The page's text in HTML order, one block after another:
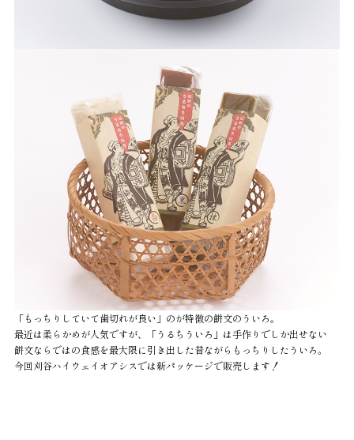
「もっちりしていて歯切れが良い」のが特徴の餅文のういろ。
最近は柔らかめが人気ですが、「うるちういろ」は手作りでしか出せない
餅文ならではの食感を最大限に引き出した昔ながらもっちりしたういろ。
今回刈谷ハイウェイオアシスでは新パッケージで販売します！